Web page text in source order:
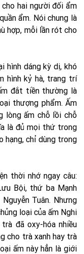
hai người đối ẩm
ẩm. Nói chung là
hợp, mỗi lần rót cho
hình dáng kỳ dị, khó
hình kỷ hà, trang trí
đắt tiền thường là
thượng phẩm. Ấm
lòng ấm chỗ lồi chỗ
là đủ mọi thứ trong
hạng, chỉ dùng trong
thời nhớ ngay câu:
Bội, thứ ba Mạnh
Tuân. Nhưng
loại của ấm Nghi
đã oxy-hóa nhiều
cho trà xanh hay trà
ấm này hẳn là giới